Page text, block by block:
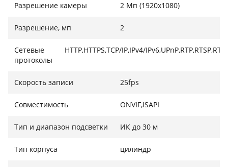
Разрешение камеры 2 Мп (1920x1080)
Разрешение, мп 2
Сетевые
протоколы
HTTP,HTTPS,TCP/IP,IPv4/
Скорость записи 25fps
Совместимость ONVIF,ISAPI
Тип и диапазон подсветки ИК до 30 м
Тип корпуса цилиндр